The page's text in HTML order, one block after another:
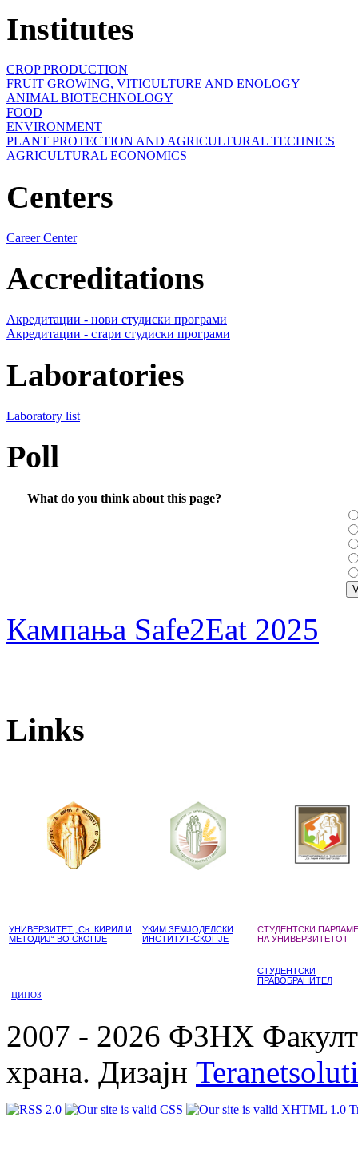
Institutes
CROP PRODUCTION
FRUIT GROWING, VITICULTURE AND ENOLOGY
ANIMAL BIOTECHNOLOGY
FOOD
ENVIRONMENT
PLANT PROTECTION AND AGRICULTURAL TECHNICS
AGRICULTURAL ECONOMICS
Centers
Career Center
Accreditations
Акредитации - нови студиски програми
Акредитации - стари студиски програми
Laboratories
Laboratory list
Poll
What do you think about this page?
Кампања Safe2Eat 2025
Links
УНИВЕРЗИТЕТ „Св. КИРИЛ И
МЕТОДИЈ“ ВО СКОПЈЕ
УКИМ ЗЕМЈОДЕЛСКИ
ИНСТИТУТ-СКОПЈЕ
СТУДЕНТСКИ
НА УНИВЕРЗИТЕТОТ
СТУДЕНТСКИ
ПРАВОБРАНИТЕЛ
ЦИПОЗ
2007 - 2026 ФЗНХ
храна. Дизајн